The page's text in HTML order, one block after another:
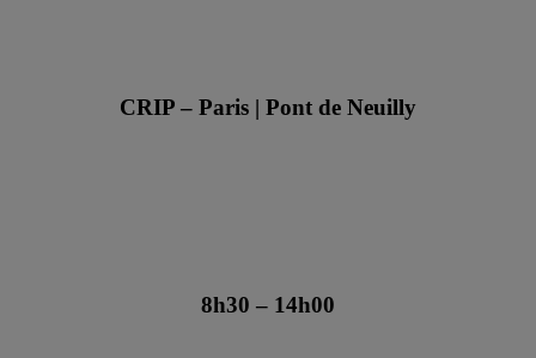
CRIP – Paris | Pont de Neuilly
8h30 – 14h00